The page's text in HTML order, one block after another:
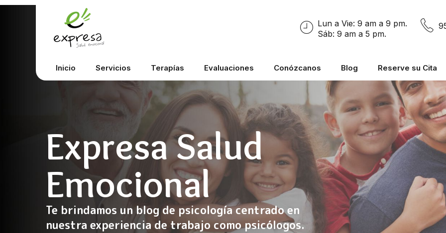
Lun a Vie: 9 am a 9 pm.
Sáb: 9 am a 5 pm.
Inicio Servicios Terapías Evaluaciones Conózcanos Blog Reserve su Cita
Expresa Salud
Emocional
Te brindamos un blog de psicología centrado en
nuestra experiencia de trabajo como psicólogos.